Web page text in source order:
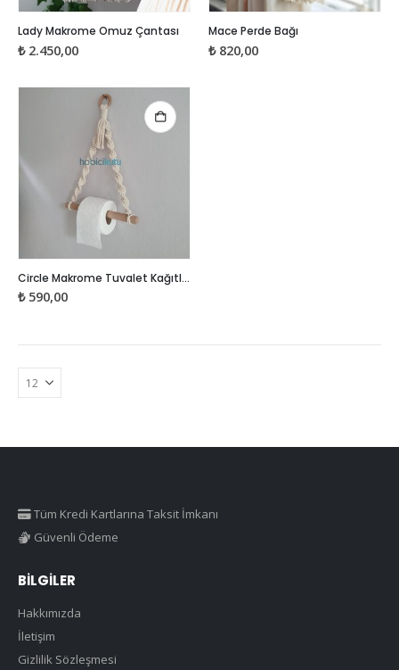
Lady Makrome Omuz Çantası
₺2.450,00
ürünün
birden
Mace Perde Bağı
₺820,00
Circle Makrome Tuvalet Kağıtlığı – Havlu Askısı
₺590,00
Tüm Kredi Kartlarına Taksit İmkanı
Güvenli Ödeme
BILGILER
Hakkımızda
İletişim
Gizlilik Sözleşmesi